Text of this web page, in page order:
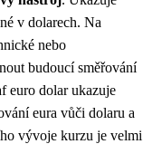
v dolarech. Na
nebo
budoucí směřování
euro dolar ukazuje
eura vůči dolaru a
vývoje kurzu je velmi